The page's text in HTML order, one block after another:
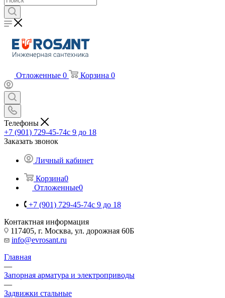
Отложенные 0 Корзина 0
Телефоны
+7 (901) 729-45-74c 9 до 18
Заказать звонок
Личный кабинет
Корзина0
Отложенные0
+7 (901) 729-45-74c 9 до 18
Контактная информация
117405, г. Москва, ул. дорожная 60Б
info@evrosant.ru
Главная
—
Запорная арматура и электроприводы
—
Задвижки стальные